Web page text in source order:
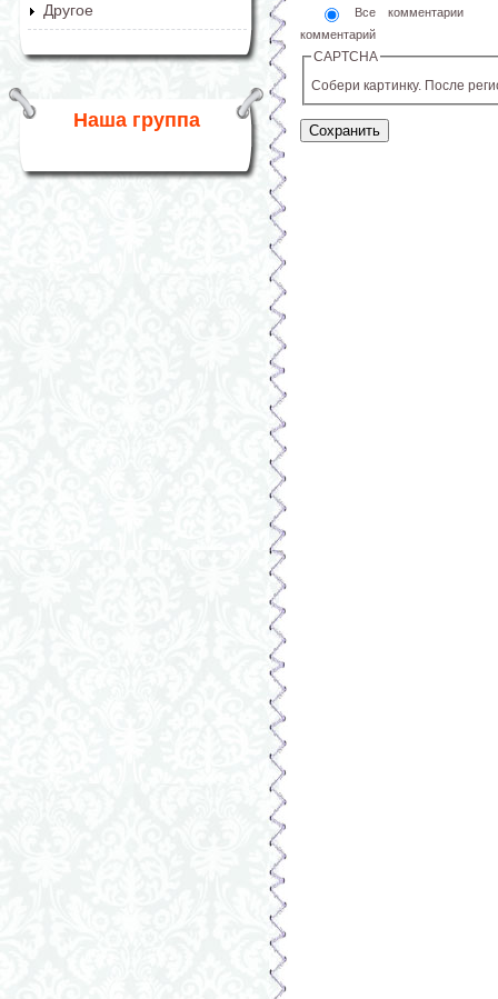
Другое
Наша группа
Все комментарии
комментарий
CAPTCHA
Собери картинку. После